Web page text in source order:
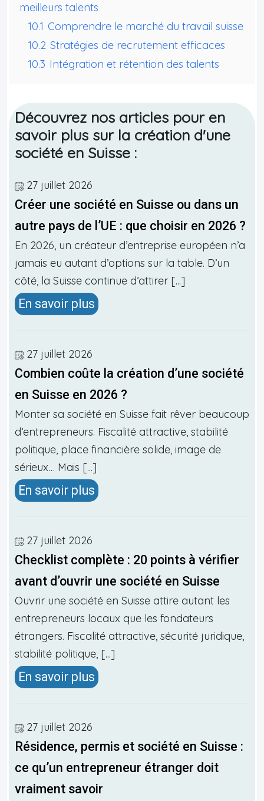
meilleurs talents
10.1 Comprendre le marché du travail suisse
10.2 Stratégies de recrutement efficaces
10.3 Intégration et rétention des talents
Découvrez nos articles pour en
savoir plus sur la création d'une
société en Suisse :
27 juillet 2026
Créer une société en Suisse ou dans un
autre pays de l’UE : que choisir en 2026 ?
En 2026, un créateur d’entreprise européen n’a
jamais eu autant d’options sur la table. D’un
côté, la Suisse continue d’attirer [...]
En savoir plus
27 juillet 2026
Combien coûte la création d’une société
en Suisse en 2026 ?
Monter sa société en Suisse fait rêver beaucoup
d’entrepreneurs. Fiscalité attractive, stabilité
politique, place financière solide, image de
sérieux… Mais [...]
En savoir plus
27 juillet 2026
Checklist complète : 20 points à vérifier
avant d’ouvrir une société en Suisse
Ouvrir une société en Suisse attire autant les
entrepreneurs locaux que les fondateurs
étrangers. Fiscalité attractive, sécurité juridique,
stabilité politique, [...]
En savoir plus
27 juillet 2026
Résidence, permis et société en Suisse :
ce qu’un entrepreneur étranger doit
vraiment savoir